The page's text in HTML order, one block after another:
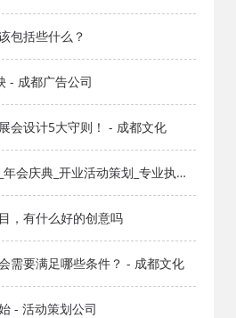
包括些什么？
- 成都广告公司
会设计5大守则！ - 成都文化
会庆典_开业活动策划_专业执行
，有什么好的创意吗
需要满足哪些条件？ - 成都文化
- 活动策划公司